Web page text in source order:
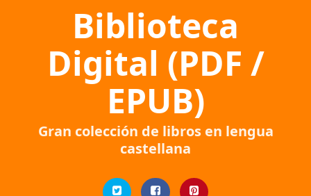
Biblioteca
Digital (PDF /
EPUB)
Gran colección de libros en lengua
castellana